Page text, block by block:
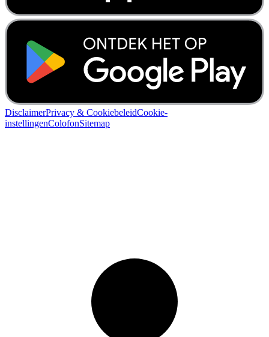
DisclaimerPrivacy & CookiebeleidCookie-
instellingenColofonSitemap